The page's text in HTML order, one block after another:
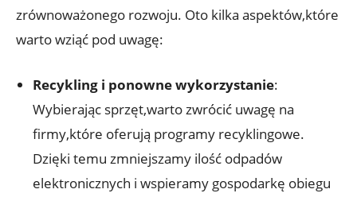
zrównoważonego rozwoju. Oto kilka aspektów,które
warto wziąć pod uwagę:
Recykling i ponowne wykorzystanie:
Wybierając sprzęt,warto zwrócić uwagę na
firmy,które oferują programy recyklingowe.
Dzięki temu zmniejszamy ilość odpadów
elektronicznych i wspieramy gospodarkę obiegu